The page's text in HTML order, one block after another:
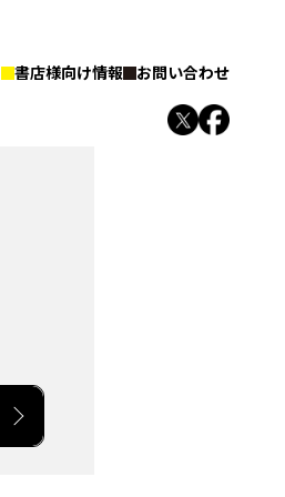
書店様向け情報 お問い合わせ